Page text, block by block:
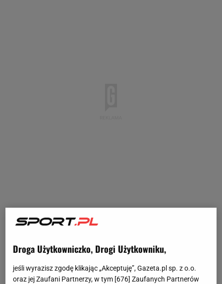
Wykluczenie Tomasa Holesa [w 3. minucie zobaczył
czerwoną kartkę] osłabiłoSlavię na tyle, że mimo
Droga Użytkowniczko, Drogi Użytkowniku,
jeśli wyrazisz zgodę klikając „Akceptuję”, Gazeta.pl sp. z o.o.
oraz jej Zaufani Partnerzy, w tym [676] Zaufanych Partnerów